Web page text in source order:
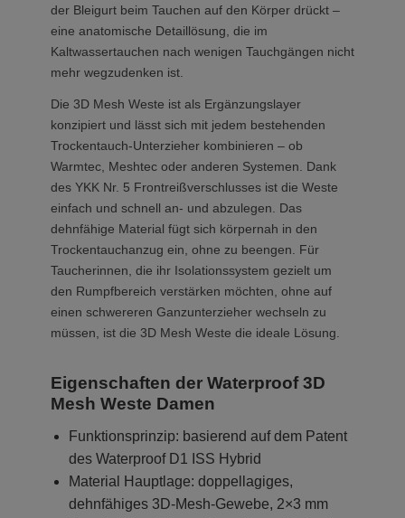
der Bleigurt beim Tauchen auf den Körper drückt –
eine anatomische Detaillösung, die im
Kaltwassertauchen nach wenigen Tauchgängen nicht
mehr wegzudenken ist.
Die 3D Mesh Weste ist als Ergänzungslayer
konzipiert und lässt sich mit jedem bestehenden
Trockentauch-Unterzieher kombinieren – ob
Warmtec, Meshtec oder anderen Systemen. Dank
des YKK Nr. 5 Frontreißverschlusses ist die Weste
einfach und schnell an- und abzulegen. Das
dehnfähige Material fügt sich körpernah in den
Trockentauchanzug ein, ohne zu beengen. Für
Taucherinnen, die ihr Isolationssystem gezielt um
den Rumpfbereich verstärken möchten, ohne auf
einen schwereren Ganzunterzieher wechseln zu
müssen, ist die 3D Mesh Weste die ideale Lösung.
Eigenschaften der Waterproof 3D
Mesh Weste Damen
Funktionsprinzip: basierend auf dem Patent
des Waterproof D1 ISS Hybrid
Material Hauptlage: doppellagiges,
dehnfähiges 3D-Mesh-Gewebe, 2×3 mm